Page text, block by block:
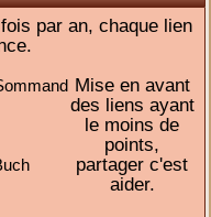
par an, chaque lien
Mise en avant
des liens ayant
le moins de
points,
partager c'est
aider.